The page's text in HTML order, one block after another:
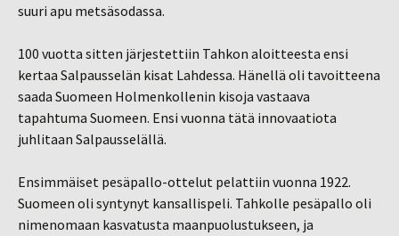
suuri apu metsäsodassa.
100 vuotta sitten järjestettiin Tahkon aloitteesta ensi
kertaa Salpausselän kisat Lahdessa. Hänellä oli tavoitteena
saada Suomeen Holmenkollenin kisoja vastaava
tapahtuma Suomeen. Ensi vuonna tätä innovaatiota
juhlitaan Salpausselällä.
Ensimmäiset pesäpallo-ottelut pelattiin vuonna 1922.
Suomeen oli syntynyt kansallispeli. Tahkolle pesäpallo oli
nimenomaan kasvatusta maanpuolustukseen, ja